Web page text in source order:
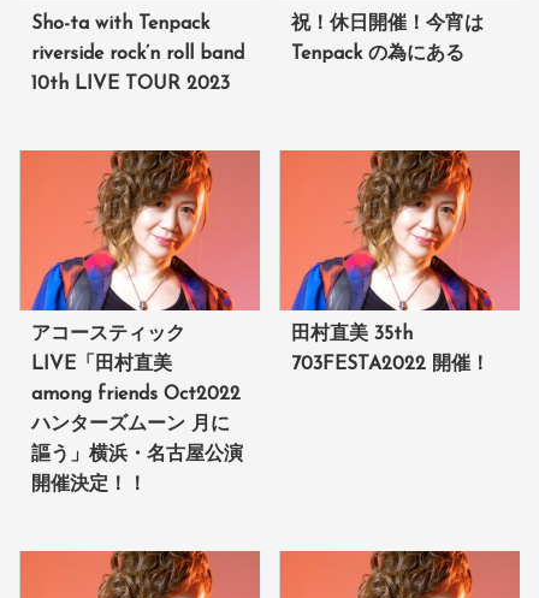
Sho-ta with Tenpack
riverside rock’n roll band
10th LIVE TOUR 2023
祝！休日開催！今宵は
Tenpack の為にある
アコースティック
LIVE「田村直美
among friends Oct2022
ハンターズムーン 月に
謳う」横浜・名古屋公演
開催決定！！
田村直美 35th
703FESTA2022 開催！